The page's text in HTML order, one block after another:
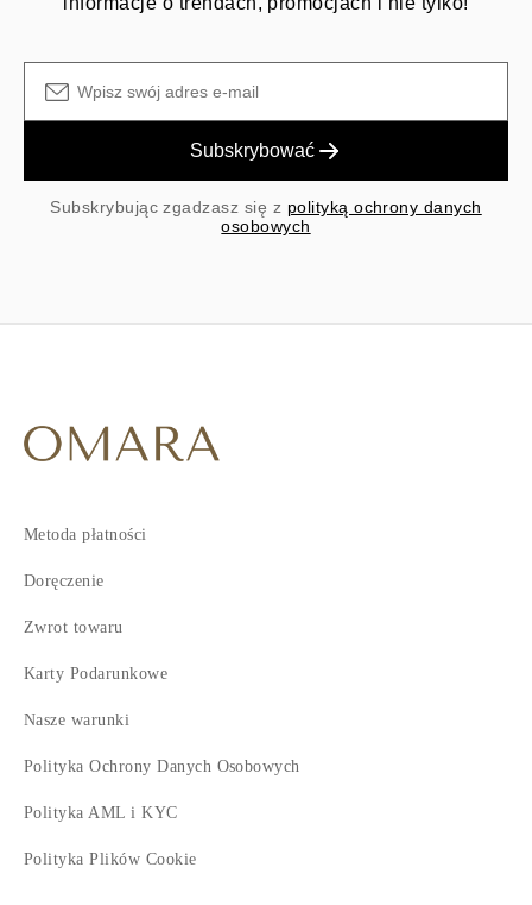
Subskrybować
Subskrybując zgadzasz się z polityką ochrony danych
osobowych
Metoda płatności
Doręczenie
Zwrot towaru
Karty Podarunkowe
Nasze warunki
Polityka Ochrony Danych Osobowych
Polityka AML i KYC
Polityka Plików Cookie